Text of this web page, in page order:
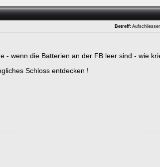
Betreff:
- wenn die Batterien an der FB leer sind - wie
Schloss entdecken !